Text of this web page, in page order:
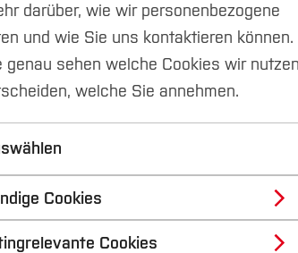
darüber, wie wir personenbezogene
und wie Sie uns kontaktieren können.
genau sehen welche Cookies wir nutzen
welche Sie annehmen.
Cookies
Cookies